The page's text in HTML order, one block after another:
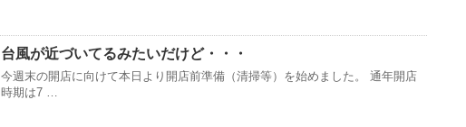
台風が近づいてるみたいだけど・・・
今週末の開店に向けて本日より開店前準備（清掃等）を始めました。 通年開店
時期は7 …